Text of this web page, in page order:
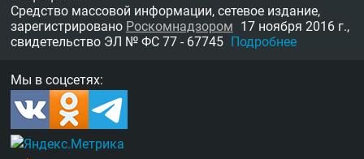
Средство массовой информации, сетевое издание,
зарегистрировано Роскомнадзором 17 ноября 2016 г.,
свидетельство ЭЛ № ФС 77 - 67745 Подробнее
Мы в соцсетях: